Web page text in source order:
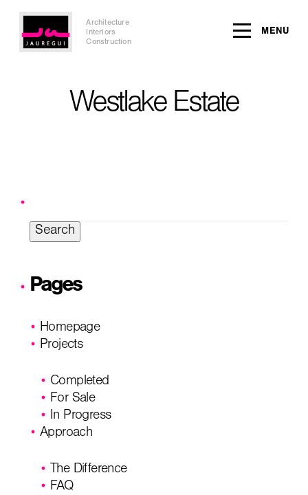
Architecture
Interiors
Construction
MENU
Westlake Estate
Pages
Homepage
Projects
Completed
For Sale
In Progress
Approach
The Difference
FAQ